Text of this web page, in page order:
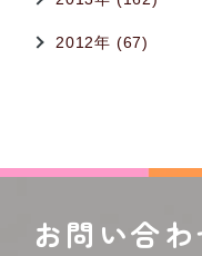
2012年 (67)
お問い合わ